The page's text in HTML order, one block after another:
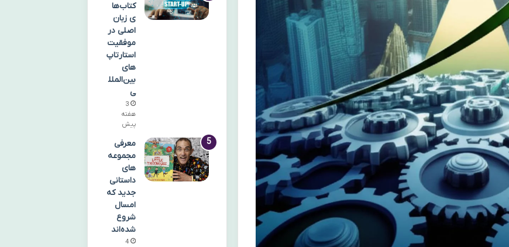
کتاب‌ها
ی زبان
اصلی در
موفقیت
استارتاپ‌
های
بین‌الملل
ی
3
هفته
پیش
معرفی
مجموعه‌
های
داستانی
جدید که
امسال
شروع
شده‌اند
4